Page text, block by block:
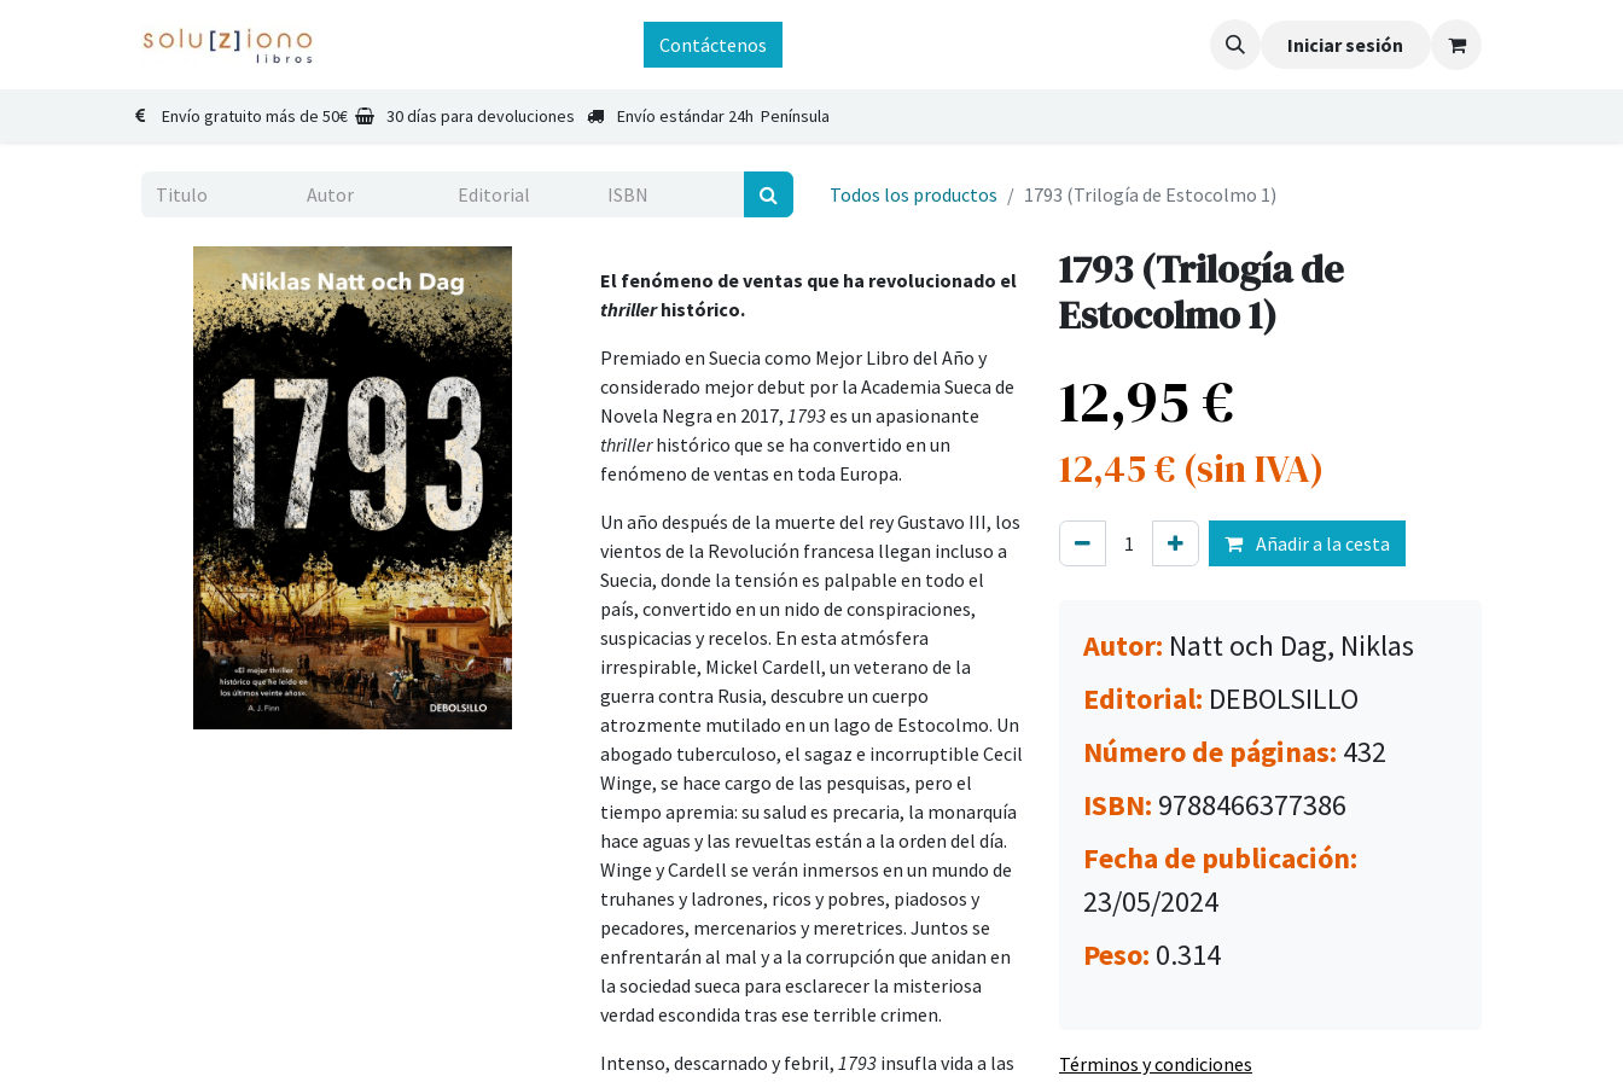
Contáctenos Iniciar sesión
Envío gratuito más de 50€ 30 días para devoluciones Envío estándar 24h Península
Todos los productos 1793 (Trilogía de Estocolmo 1)
El fenómeno de ventas que ha revolucionado el
thrillerhistórico.
Premiado en Suecia como Mejor Libro del Año y
considerado mejor debut por la Academia Sueca de
Novela Negra en 2017, 1793es un apasionante
thrillerhistórico que se ha convertido en un
fenómeno de ventas en toda Europa.
Un año después de la muerte del rey Gustavo III, los
vientos de la Revolución francesa llegan incluso a
Suecia, donde la tensión es palpable en todo el
país, convertido en un nido de conspiraciones,
suspicacias y recelos. En esta atmósfera
irrespirable, Mickel Cardell, un veterano de la
guerra contra Rusia, descubre un cuerpo
atrozmente mutilado en un lago de Estocolmo. Un
abogado tuberculoso, el sagaz e incorruptible Cecil
Winge, se hace cargo de las pesquisas, pero el
tiempo apremia: su salud es precaria, la monarquía
hace aguas y las revueltas están a la orden del día.
Winge y Cardell se verán inmersos en un mundo de
truhanes y ladrones, ricos y pobres, piadosos y
pecadores, mercenarios y meretrices. Juntos se
enfrentarán al mal y a la corrupción que anidan en
la sociedad sueca para esclarecer la misteriosa
verdad escondida tras ese terrible crimen.
Intenso, descarnado y febril, 1793 insufla vida a las
1793 (Trilogía de
Estocolmo 1)
12,95€
12,45€ (sin IVA)
Añadir a la cesta
Autor: Natt och Dag, Niklas
Editorial: DEBOLSILLO
Número de páginas: 432
ISBN: 9788466377386
Fecha de publicación:
23/05/2024
Peso: 0.314
Términos y condiciones